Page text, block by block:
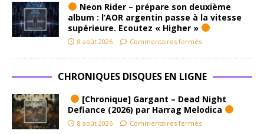
Neon Rider – prépare son deuxième
album : l’AOR argentin passe à la vitesse
supérieure. Ecoutez « Higher »
8 août 2026 Commentaires fermés
CHRONIQUES DISQUES EN LIGNE
[Chronique] Gargant – Dead Night
Defiance (2026) par Harrag Melodica
8 août 2026 Commentaires fermés